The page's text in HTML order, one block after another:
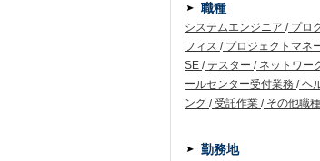
職種
システムエンジニア /プロ
フィス /プロジェクトマネ
SE /テスター /ネットワー
ールセンター受付業務 /ヘ
ング /受託作業 /その他職種
勤務地